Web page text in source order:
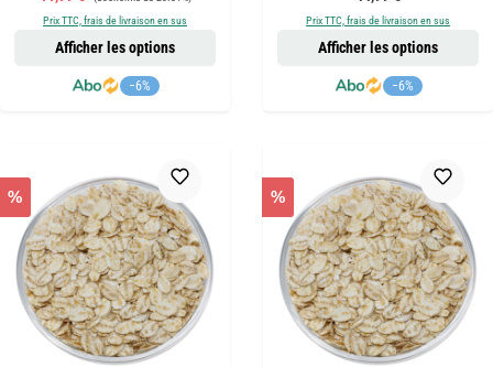
Prix TTC, frais de livraison en sus
−6%
Afficher les options
Prix TTC, frais de livraison en sus
−6%
Afficher les options
% %